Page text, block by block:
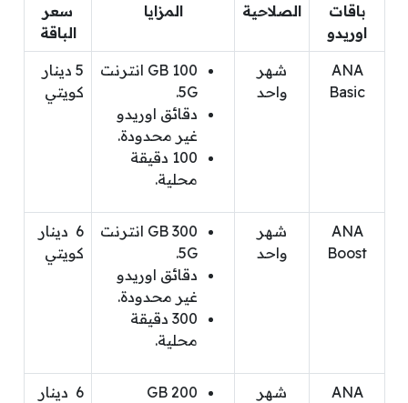
باقات
اوريدو
الصلاحية المزايا
سعر
الباقة
ANA
Basic
شهر
واحد
100 GB انترنت
5G.
دقائق اوريدو
غير محدودة.
100 دقيقة
محلية.
5 دينار
كويتي
ANA
Boost
شهر
واحد
300 GB انترنت
5G.
دقائق اوريدو
غير محدودة.
300 دقيقة
محلية.
6 دينار
كويتي
ANA
شهر
6 دينار